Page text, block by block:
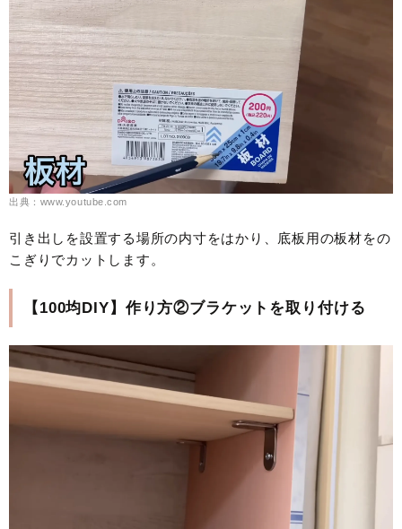
出典：www.youtube.com
引き出しを設置する場所の内寸をはかり、底板用の板材をの
こぎりでカットします。
【100均DIY】作り方②ブラケットを取り付ける